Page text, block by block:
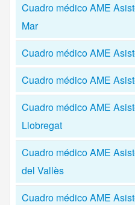
Cuadro médico AME
Mar
Cuadro médico AME
Cuadro médico AME
Cuadro médico AME
Llobregat
Cuadro médico AME
del Vallès
Cuadro médico AME